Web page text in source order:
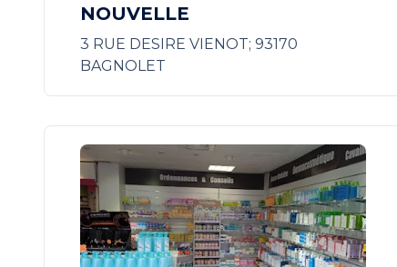
NOUVELLE
3 RUE DESIRE VIENOT; 93170
BAGNOLET